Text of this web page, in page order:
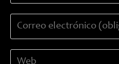
usuario
de